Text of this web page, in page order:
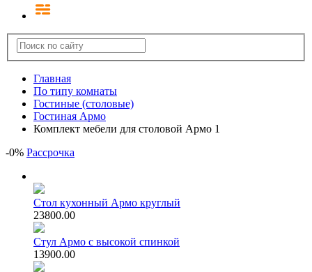
Главная
По типу комнаты
Гостиные (столовые)
Гостиная Армо
Комплект мебели для столовой Армо 1
-0% Рассрочка
Стол кухонный Армо круглый
23800.00
Стул Армо с высокой спинкой
13900.00